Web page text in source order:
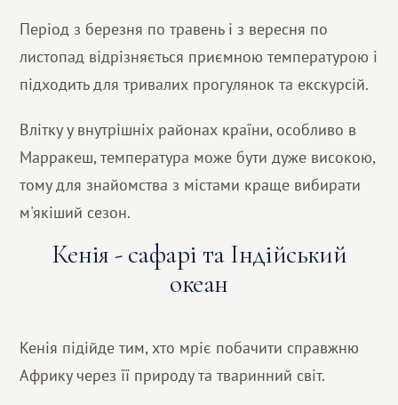
Період з березня по травень і з вересня по
листопад відрізняється приємною температурою і
підходить для тривалих прогулянок та екскурсій.
Влітку у внутрішніх районах країни, особливо в
Марракеш, температура може бути дуже високою,
тому для знайомства з містами краще вибирати
м'якіший сезон.
Кенія - сафарі та Індійський
океан
Кенія підійде тим, хто мріє побачити справжню
Африку через її природу та тваринний світ.